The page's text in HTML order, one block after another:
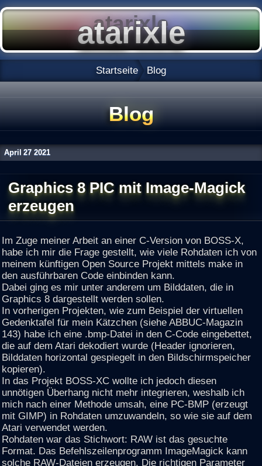
Startseite Blog
Blog
April 27 2021
Graphics 8 PIC mit Image-Magick
erzeugen
Im Zuge meiner Arbeit an einer C-Version von BOSS-X,
habe ich mir die Frage gestellt, wie viele Rohdaten ich von
meinem künftigen Open Source Projekt mittels make in
den ausführbaren Code einbinden kann.
Dabei ging es mir unter anderem um Bilddaten, die in
Graphics 8 dargestellt werden sollen.
In vorherigen Projekten, wie zum Beispiel der virtuellen
Gedenktafel für mein Kätzchen (siehe ABBUC-Magazin
143) habe ich eine .bmp-Datei in den C-Code eingebettet,
die auf dem Atari dekodiert wurde (Header ignorieren,
Bilddaten horizontal gespiegelt in den Bildschirmspeicher
kopieren).
In das Projekt BOSS-XC wollte ich jedoch diesen
unnötigen Überhang nicht mehr integrieren, weshalb ich
mich nach einer Methode umsah, eine PC-BMP (erzeugt
mit GIMP) in Rohdaten umzuwandeln, so wie sie auf dem
Atari verwendet werden.
Rohdaten war das Stichwort: RAW ist das gesuchte
Format. Das Befehlszeilenprogramm ImageMagick kann
solche RAW-Dateien erzeugen. Die richtigen Parameter